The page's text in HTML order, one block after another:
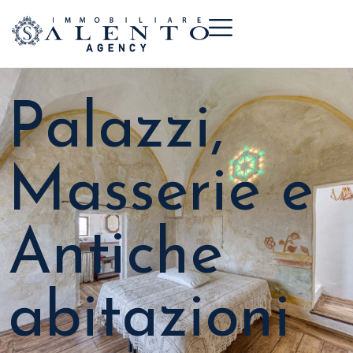
Palazzi,
Masserie e
Antiche
abitazioni